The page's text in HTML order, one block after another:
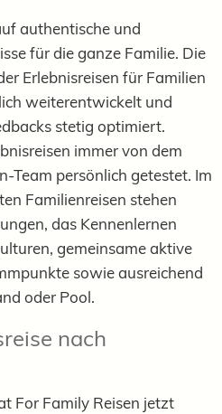
authentische und
für die ganze Familie. Die
Erlebnisreisen für Familien
weiterentwickelt und
stetig optimiert.
immer von dem
Team persönlich getestet. Im
Familienreisen stehen
das Kennenlernen
gemeinsame aktive
sowie ausreichend
oder Pool.
nach
For Family Reisen jetzt